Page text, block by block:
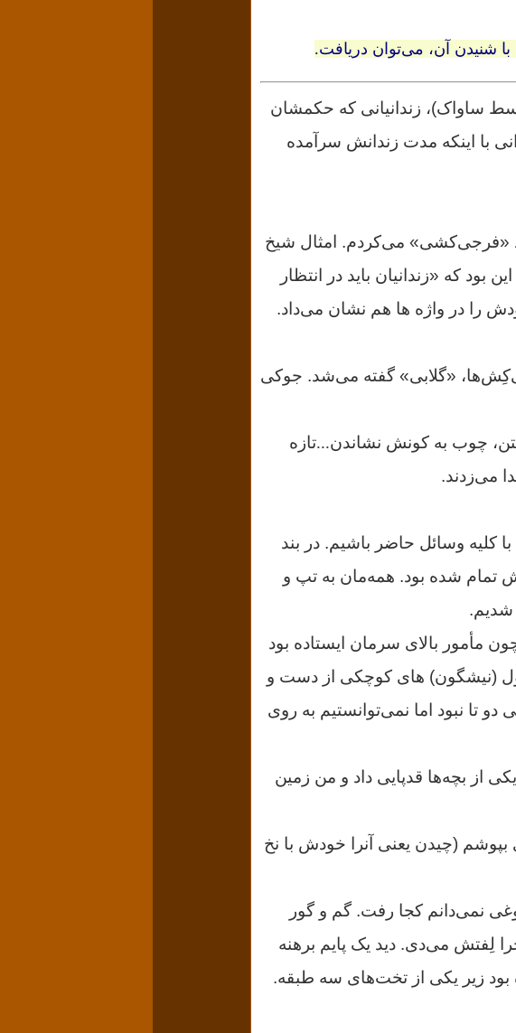
شنیدن آن، می‌توان دریافت.
ساواک)، زندانیانی که حکمشان
با اینکه مدت زندانش سرآمده
«فرجی‌کشی» می‌کردم. امثال شیخ
که «زندانیان باید در انتظار
را در واژه ها هم نشان می‌داد.
«گلابی» گفته می‌شد. جوکی
چوب به کونش نشاندن...تازه
می‌زدند.
با کلیه وسائل حاضر باشیم. در بند
تمام شده بود. همه‌مان به تپ و
شدیم.
مأمور بالای سرمان ایستاده بود
(نیشگون) های کوچکی از دست و
تا نبود اما نمی‌توانستیم به روی
از بچه‌ها قدپایی داد و من زمین
بپوشم (چیدن یعنی آنرا خودش با نخ
نمی‌دانم کجا رفت. گم و گور
لِفتش می‌دی. دید یک پایم برهنه
زیر یکی از تخت‌های سه طبقه.